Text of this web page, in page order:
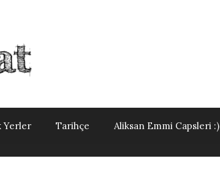
Yerler Tarihçe Aliksan Emmi Capsleri :)